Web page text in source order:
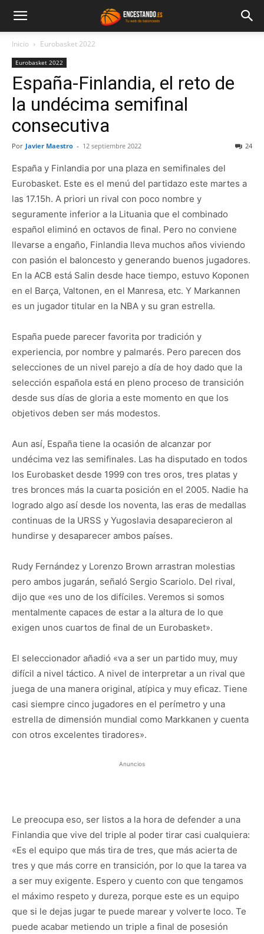
Inicio Eurobasket 2022
Eurobasket 2022
España-Finlandia, el reto de
la undécima semifinal
consecutiva
Por Javier Maestro - 12 septiembre 2022 24
España y Finlandia por una plaza en semifinales del
Eurobasket. Este es el menú del partidazo este martes a
las 17.15h. A priori un rival con poco nombre y
seguramente inferior a la Lituania que el combinado
español eliminó en octavos de final. Pero no conviene
llevarse a engaño, Finlandia lleva muchos años viviendo
con pasión el baloncesto y generando buenos jugadores.
En la ACB está Salin desde hace tiempo, estuvo Koponen
en el Barça, Valtonen, en el Manresa, etc. Y Markannen
es un jugador titular en la NBA y su gran estrella.
España puede parecer favorita por tradición y
experiencia, por nombre y palmarés. Pero parecen dos
selecciones de un nivel parejo a día de hoy dado que la
selección española está en pleno proceso de transición
desde sus días de gloria a este momento en que los
objetivos deben ser más modestos.
Aun así, España tiene la ocasión de alcanzar por
undécima vez las semifinales. Las ha disputado en todos
los Eurobasket desde 1999 con tres oros, tres platas y
tres bronces más la cuarta posición en el 2005. Nadie ha
logrado algo así desde los noventa, las eras de medallas
continuas de la URSS y Yugoslavia desaparecieron al
hundirse y desaparecer ambos países.
Rudy Fernández y Lorenzo Brown arrastran molestias
pero ambos jugarán, señaló Sergio Scariolo. Del rival,
dijo que «es uno de los difíciles. Veremos si somos
mentalmente capaces de estar a la altura de lo que
exigen unos cuartos de final de un Eurobasket».
El seleccionador añadió «va a ser un partido muy, muy
difícil a nivel táctico. A nivel de interpretar a un rival que
juega de una manera original, atípica y muy eficaz. Tiene
casi siempre cinco jugadores en el perímetro y una
estrella de dimensión mundial como Markkanen y cuenta
con otros excelentes tiradores».
Anuncios
Le preocupa eso, ser listos a la hora de defender a una
Finlandia que vive del triple al poder tirar casi cualquiera:
«Es el equipo que más tira de tres, que más acierta de
tres y que más corre en transición, por lo que la tarea va
a ser muy exigente. Espero y cuento con que tengamos
el máximo respeto y dureza, porque este es un equipo
que si le dejas jugar te puede marear y volverte loco. Te
puede acabar metiendo un triple a final de posesión